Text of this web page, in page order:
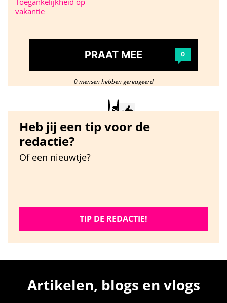
vakantie
PRAAT MEE 0
0 mensen hebben gereageerd
Heb jij een tip voor de
redactie?
Of een nieuwtje?
TIP DE REDACTIE!
Artikelen, blogs en vlogs